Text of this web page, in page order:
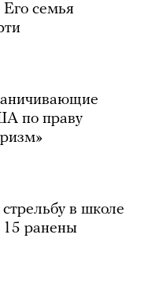
семья
по праву
в школе
15 ранены